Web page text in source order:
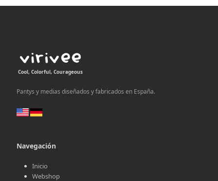
post:
post:
Cool, Colorful, Courageous
Pantys y medias diseñados y fabricados en España.
Navegación
Inicio
Webshop